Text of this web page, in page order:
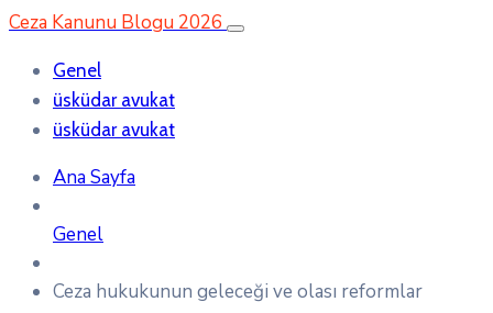
Ceza Kanunu Blogu 2026
Genel
üsküdar avukat
üsküdar avukat
Ana Sayfa
Genel
Ceza hukukunun geleceği ve olası reformlar